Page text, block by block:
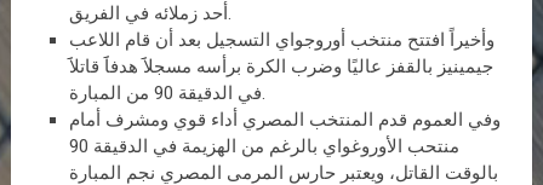
أحد زملائه في الفريق.
وأخيراً افتتح منتخب أوروجواي التسجيل بعد أن قام اللاعب
جيمينيز بالقفز عاليًا وضرب الكرة برأسه مسجلاََ هدفاََ قاتلاََ
في الدقيقة 90 من المبارة.
وفي العموم قدم المنتخب المصري أداء قوي ومشرف أمام
منتحب الأوروغواي بالرغم من الهزيمة في الدقيقة 90
بالوقت القاتل، ويعتبر حارس المرمى المصري نجم المبارة